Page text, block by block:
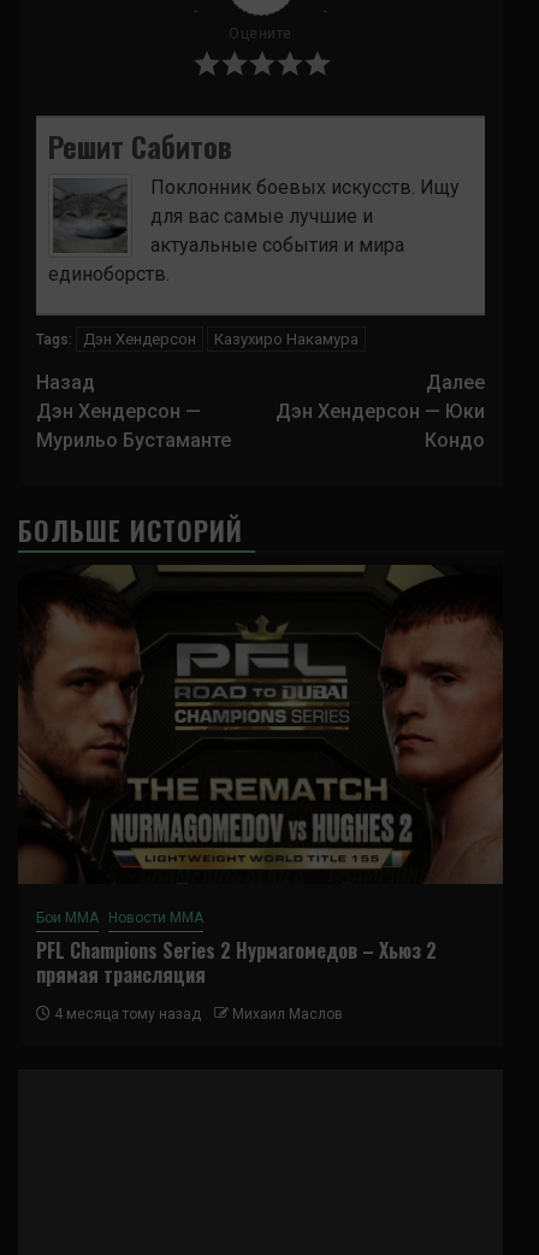
Оцените
Решит Сабитов
Поклонник боевых искусств. Ищу
для вас самые лучшие и
актуальные события и мира
единоборств.
Tags: Дэн Хендерсон Казухиро Накамура
Навигация
записи
Назад
Дэн Хендерсон —
Мурильо Бустаманте
Далее
Дэн Хендерсон — Юки
Кондо
БОЛЬШЕ ИСТОРИЙ
Бои ММА Новости ММА
PFL Champions Series 2 Нурмагомедов – Хьюз 2
прямая трансляция
4 месяца тому назад Михаил Маслов